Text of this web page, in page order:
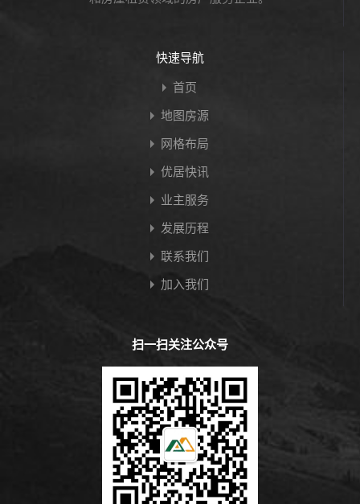
快速导航
首页
地图房源
网格布局
优居快讯
业主服务
发展历程
联系我们
加入我们
扫一扫关注公众号